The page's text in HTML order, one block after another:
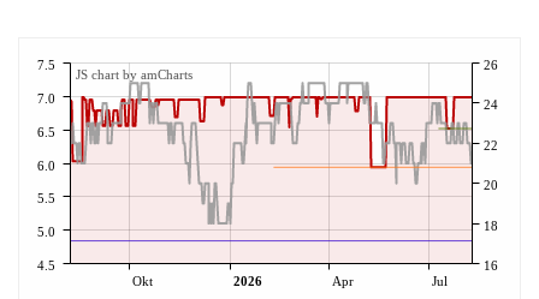
Okt 2026 Apr Jul
4.5
5.0
5.5
6.0
6.5
7.0
7.5
16
18
20
22
24
26
JS chart by amCharts